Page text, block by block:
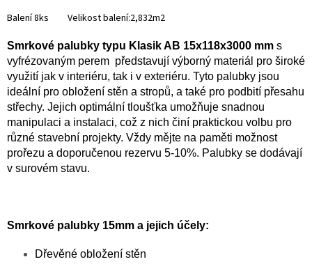
Balení 8ks Velikost balení:2,832m2
Smrkové palubky typu Klasik AB 15x118x3000 mm s
vyfrézovaným perem představují výborný materiál pro široké
využití jak v interiéru, tak i v exteriéru. Tyto palubky jsou
ideální pro obložení stěn a stropů, a také pro podbití přesahu
střechy. Jejich optimální tloušťka umožňuje snadnou
manipulaci a instalaci, což z nich činí praktickou volbu pro
různé stavební projekty. Vždy mějte na paměti možnost
prořezu a doporučenou rezervu 5-10%. Palubky se dodávají
v surovém stavu.
Smrkové palubky 15mm a jejich účely:
Dřevěné obložení stěn